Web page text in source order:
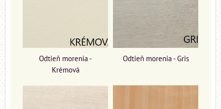
Odtieň morenia -
Krémová
Odtieň morenia - Gris